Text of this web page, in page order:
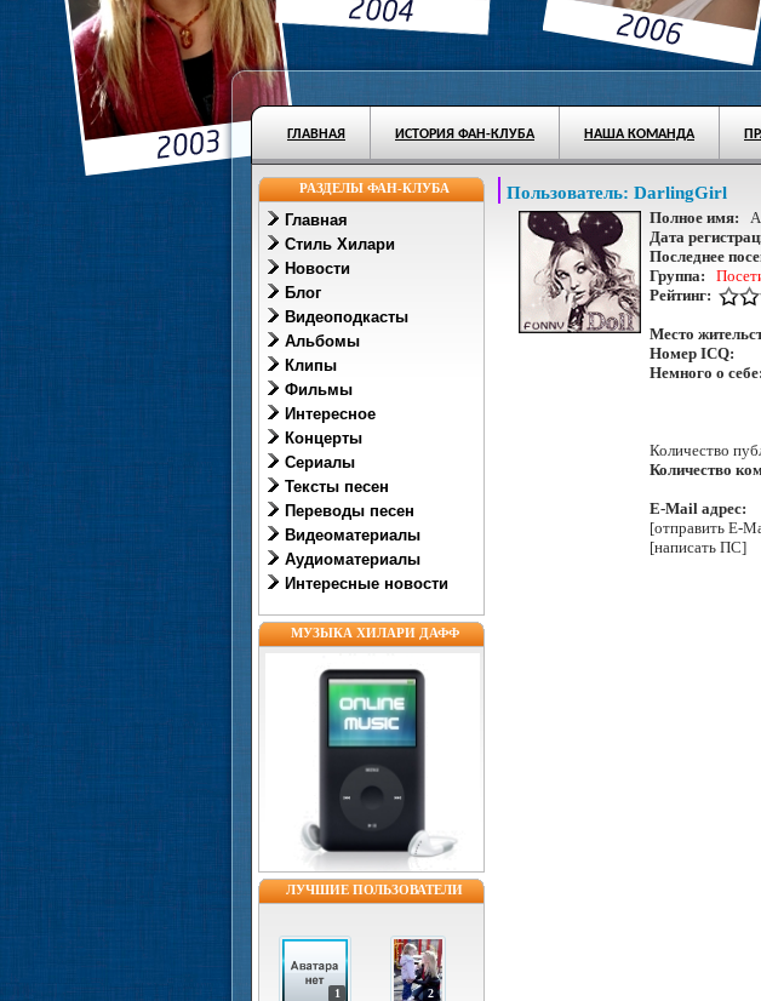
ГЛАВНАЯ ИСТОРИЯ ФАН-КЛУБА НАША КОМАНДА
РАЗДЕЛЫ ФАН-КЛУБА
Главная
Стиль Хилари
Новости
Блог
Видеоподкасты
Альбомы
Клипы
Фильмы
Интересное
Концерты
Сериалы
Тексты песен
Переводы песен
Видеоматериалы
Аудиоматериалы
Интересные новости
МУЗЫКА ХИЛАРИ ДАФФ
ЛУЧШИЕ ПОЛЬЗОВАТЕЛИ
1 2
Пользователь: DarlingGirl
Полное имя:
Дата
Последнее
Группа:
Рейтинг:
Место
Номер ICQ:
Немного о себе:
Количество
Количество
E-Mail адрес:
[отправить E-
[написать ПС]